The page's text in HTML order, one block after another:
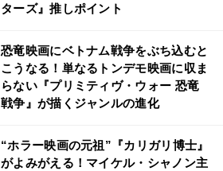
ターズ』推しポイント
恐竜映画にベトナム戦争をぶち込むと
こうなる！単なるトンデモ映画に収ま
らない『プリミティヴ・ウォー 恐竜
戦争』が描くジャンルの進化
“ホラー映画の元祖”『カリガリ博士』
がよみがえる！マイケル・シャノン主